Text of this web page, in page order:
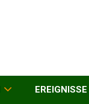
EREIGNISSE